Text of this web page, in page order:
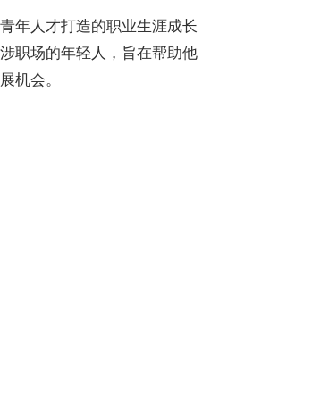
年人才打造的职业生涯成长
职场的年轻人，旨在帮助他
机会。